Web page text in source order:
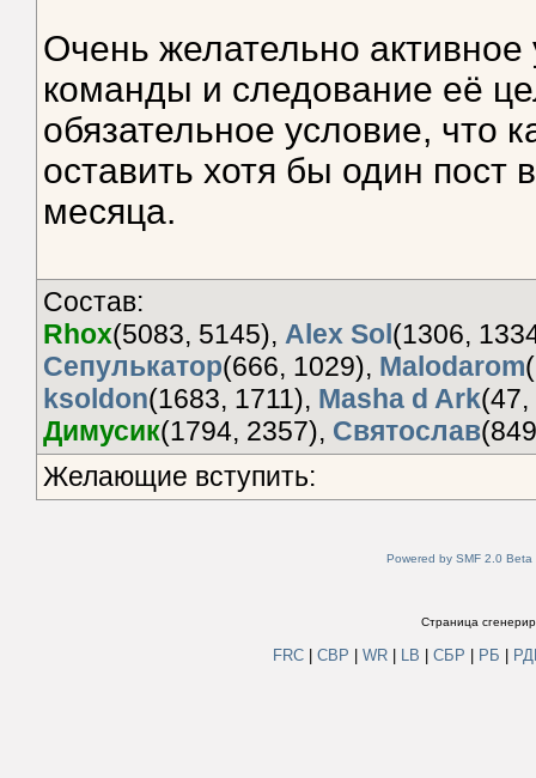
Очень желательно активное
команды и следование её
обязательное условие,
оставить хотя бы один
месяца.
Состав:
Rhox(5083, 5145), Alex Sol (1306,
Сепулькатор(666, 1029), Malodarom
ksoldon(1683, 1711), Masha d Ark
Димусик(1794, 2357), Святослав
Желающие вступить:
Powered by SMF 2.0 Beta
Страница
FRC СВР WR LB СБР РБ